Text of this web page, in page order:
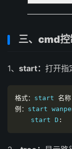
三、cmd控
1、 start： 打开指
格式： start 名称
例： start
    start D
: